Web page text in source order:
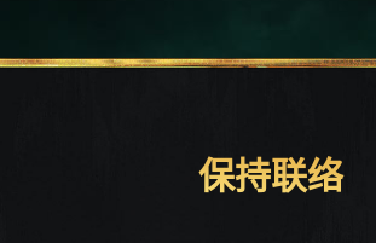
保持联络